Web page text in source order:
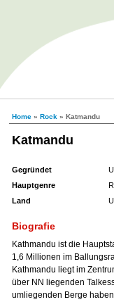
Home » Rock » Katmandu
Katmandu
Gegründet
Hauptgenre
Land
Biografie
Kathmandu ist die
1,6 Millionen im
Kathmandu liegt im
über NN liegenden
umliegenden Berge